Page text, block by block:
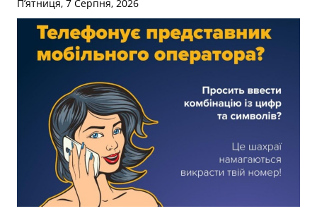
П’ятниця, 7 Серпня, 2026